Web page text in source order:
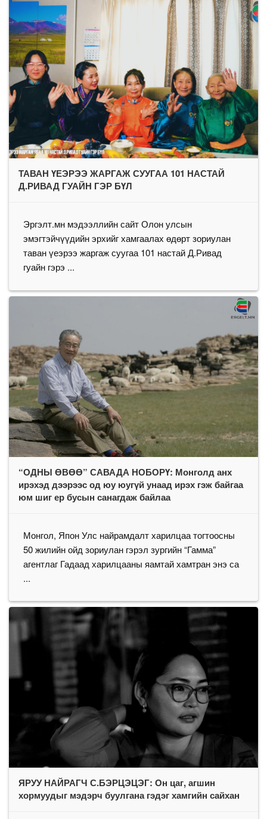
ТАВАН ҮЕЭРЭЭ ЖАРГАЖ СУУГАА 101 НАСТАЙ
Д.РИВАД ГУАЙН ГЭР БҮЛ
Эргэлт.мн мэдээллийн сайт Олон улсын
эмэгтэйчүүдийн эрхийг хамгаалах өдөрт зориулан
таван үеэрээ жаргаж суугаа 101 настай Д.Ривад
гуайн гэрэ ...
“ОДНЫ ӨВӨӨ” САВАДА НОБОРҮ: Монголд анх
ирэхэд дээрээс од юу юугүй унаад ирэх гэж байгаа
юм шиг ер бусын санагдаж байлаа
Монгол, Япон Улс найрамдалт харилцаа тогтоосны
50 жилийн ойд зориулан гэрэл зургийн “Гамма”
агентлаг Гадаад харилцааны яамтай хамтран энэ са
...
ЯРУУ НАЙРАГЧ С.БЭРЦЭЦЭГ: Он цаг, агшин
хормуудыг мэдэрч буулгана гэдэг хамгийн сайхан